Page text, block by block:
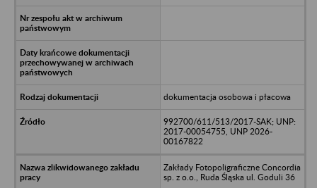
dokumentacja osobowa i płacowa
992700/611/513/2017-SAK; UNP:
2017-00054755, UNP 2026-
00167822
Zakłady Fotopoligraficzne Concordia
sp. z o.o., Ruda Śląska ul. Goduli 36